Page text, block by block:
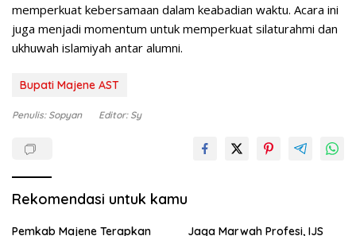
memperkuat kebersamaan dalam keabadian waktu. Acara ini
juga menjadi momentum untuk memperkuat silaturahmi dan
ukhuwah islamiyah antar alumni.
Bupati Majene AST
Penulis: Sopyan Editor: Sy
Rekomendasi untuk kamu
Pemkab Majene Terapkan
Jaga Marwah Profesi, IJS